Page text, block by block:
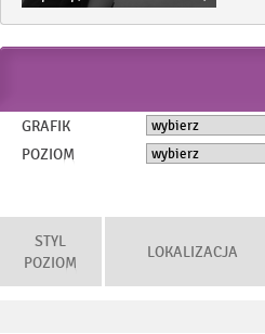
GRAFIK
POZIOM
STYL
POZIOM
LOKALIZACJA